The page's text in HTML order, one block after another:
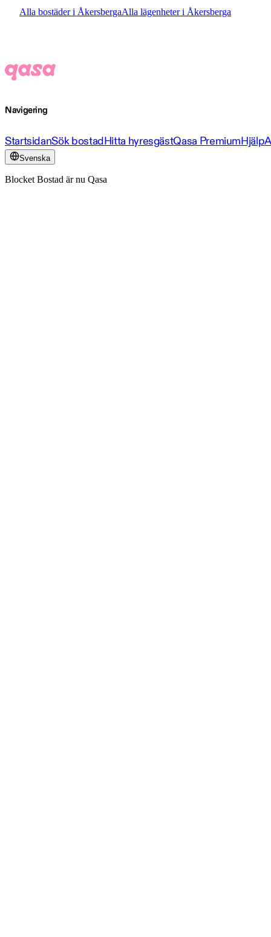
Alla bostäder i ÅkersbergaAlla lägenheter i Åkersberga
Navigering
StartsidanSök bostadHitta hyresgästQasa PremiumHjälp
Svenska
Blocket Bostad är nu Qasa